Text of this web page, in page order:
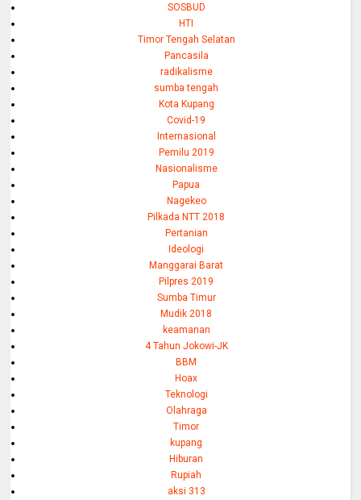
SOSBUD
HTI
Timor Tengah Selatan
Pancasila
radikalisme
sumba tengah
Kota Kupang
Covid-19
Internasional
Pemilu 2019
Nasionalisme
Papua
Nagekeo
Pilkada NTT 2018
Pertanian
Ideologi
Manggarai Barat
Pilpres 2019
Sumba Timur
Mudik 2018
keamanan
4 Tahun Jokowi-JK
BBM
Hoax
Teknologi
Olahraga
Timor
kupang
Hiburan
Rupiah
aksi 313